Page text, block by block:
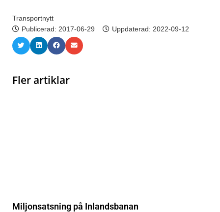
Transportnytt
Publicerad: 2017-06-29 Uppdaterad: 2022-09-12
Fler artiklar
Miljonsatsning på Inlandsbanan